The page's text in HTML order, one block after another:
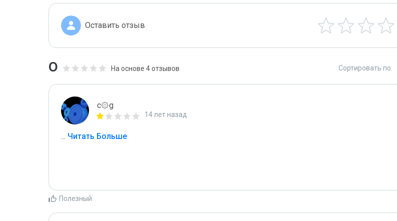
Оставить отзыв
0 На основе 4 отзывов Сортировать по:
c۞g
14 лет назад
... Читать Больше
Полезный